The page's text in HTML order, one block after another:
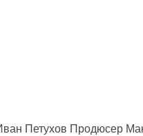
Петухов Продюсер